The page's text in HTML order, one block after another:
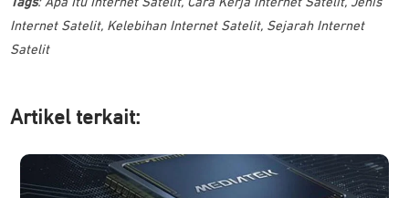
Internet Satelit, Kelebihan Internet Satelit, Sejarah Internet
Satelit
Artikel terkait: